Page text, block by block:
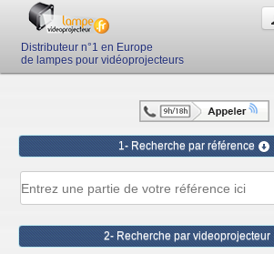
Distributeur n°1 en Europe
de lampes pour vidéoprojecteurs
1- Recherche par référence
2- Recherche par videoprojecteur